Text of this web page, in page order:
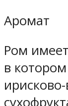
Аромат
Ром
в